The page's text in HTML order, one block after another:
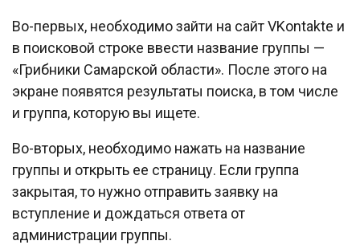
Во-первых, необходимо зайти на сайт VKontakte и
в поисковой строке ввести название группы —
«Грибники Самарской области». После этого на
экране появятся результаты поиска, в том числе
и группа, которую вы ищете.
Во-вторых, необходимо нажать на название
группы и открыть ее страницу. Если группа
закрытая, то нужно отправить заявку на
вступление и дождаться ответа от
администрации группы.